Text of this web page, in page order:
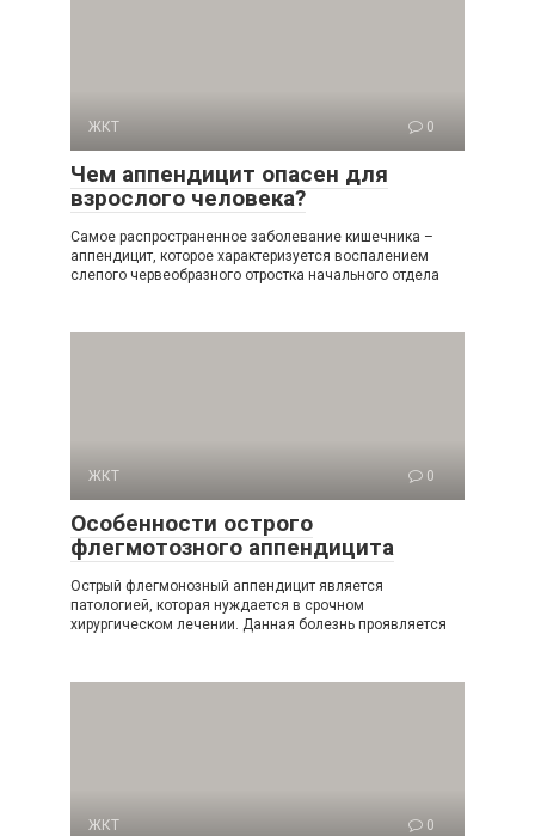
ЖКТ 0
Чем аппендицит опасен для
взрослого человека?
Самое распространенное заболевание кишечника –
аппендицит, которое характеризуется воспалением
слепого червеобразного отростка начального отдела
ЖКТ 0
Особенности острого
флегмотозного аппендицита
Острый флегмонозный аппендицит является
патологией, которая нуждается в срочном
хирургическом лечении. Данная болезнь проявляется
ЖКТ 0